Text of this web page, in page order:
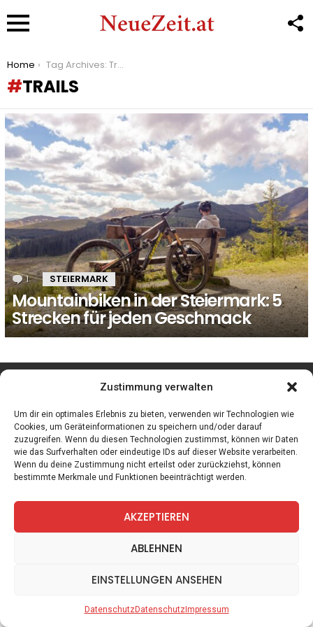
Zustimmung verwalten
Um dir ein optimales Erlebnis zu bieten, verwenden wir Technologien wie
Cookies, um Geräteinformationen zu speichern und/oder darauf
zuzugreifen. Wenn du diesen Technologien zustimmst, können wir Daten
wie das Surfverhalten oder eindeutige IDs auf dieser Website verarbeiten.
Wenn du deine Zustimmung nicht erteilst oder zurückziehst, können
bestimmte Merkmale und Funktionen beeinträchtigt werden.
AKZEPTIEREN
ABLEHNEN
EINSTELLUNGEN ANSEHEN
DatenschutzDatenschutzImpressum
You are here:
Home Tag Archives: Trails
TRAILS
LATEST
STORIES
1 Kommentar
STEIERMARK
Mountainbiken in der Steiermark: 5
Strecken für jeden Geschmack
facebook instagram
Spiele Zitate Kontakt Datenschutz Impressum